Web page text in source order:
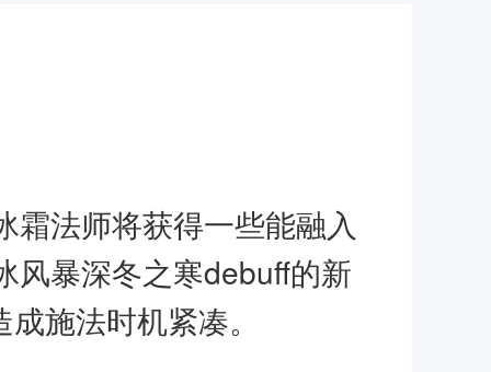
霜法师将获得一些能融入
风暴深冬之寒debuff的新
施法时机紧凑。